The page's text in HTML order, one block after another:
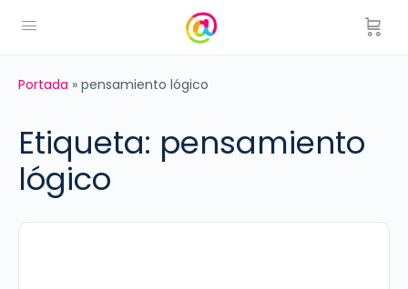
Portada » pensamiento lógico
Etiqueta: pensamiento
lógico